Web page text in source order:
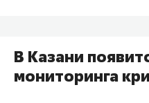
В Казани
мониторинга